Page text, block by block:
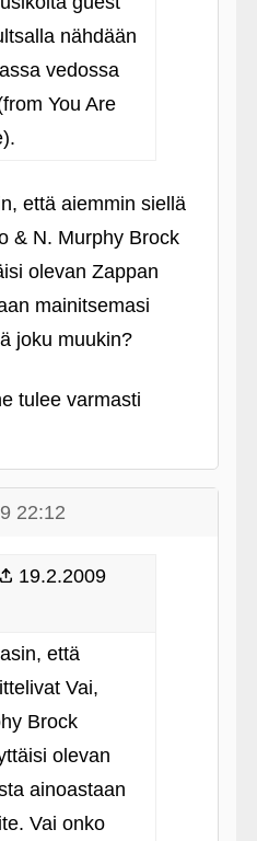
nähdään
vedossa
You Are
että aiemmin siellä
& N. Murphy Brock
olevan Zappan
mainitsemasi
joku muukin?
tulee varmasti
22:12
19.2.2009
että
Vai,
Brock
olevan
ainoastaan
Vai onko